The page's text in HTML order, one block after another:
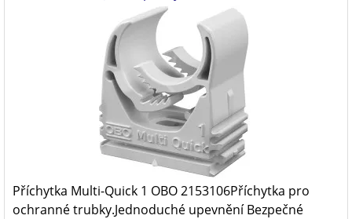
Příchytka Multi-Quick 1 OBO 2153106Příchytka pro
ochranné trubky.Jednoduché upevnění Bezpečné